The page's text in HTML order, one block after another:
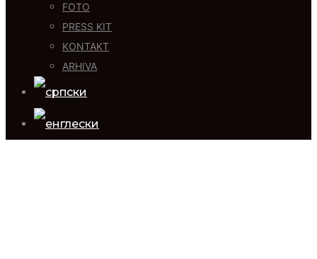
FOTO
PRESS KIT
KONTAKT
ARHIVA